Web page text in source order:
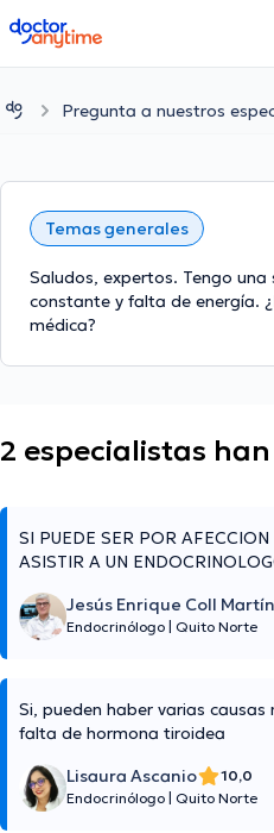
doctoranytime
Pregunta a nuestros
Temas generales
Saludos, expertos. Tengo una
constante y falta de energía.
médica?
2 especialistas
SI PUEDE SER POR
ASISTIR A UN
Jesús Enrique Coll
Endocrinólogo Quito Norte
Si, pueden haber varias causas
falta de hormona tiroidea
Lisaura Ascanio
10,0
Endocrinólogo Quito Norte